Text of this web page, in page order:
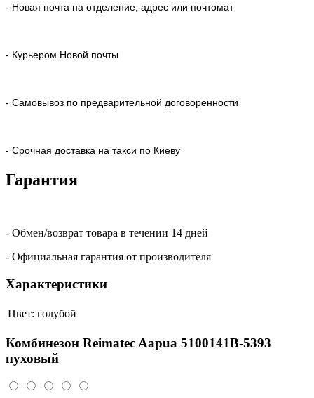
- Новая почта на отделение, адрес или почтомат
- Курьером Новой почты
- Самовывоз по предварительной договоренности
- Срочная доставка на такси по Киеву
Гарантия
- Обмен/возврат товара в течении 14 дней
- Официальная гарантия от производителя
Характеристики
Цвет: голубой
Комбинезон Reimatec Aapua 5100141B-5393
пуховый